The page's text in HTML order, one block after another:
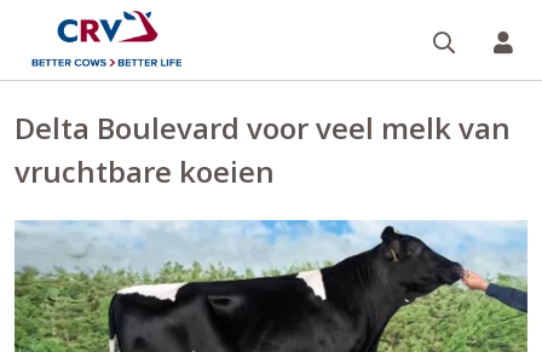
Delta Boulevard voor veel melk van
vruchtbare koeien